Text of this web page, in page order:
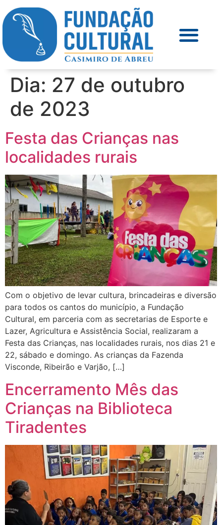
Dia: 27 de outubro
de 2023
Festa das Crianças nas
localidades rurais
Com o objetivo de levar cultura, brincadeiras e diversão
para todos os cantos do município, a Fundação
Cultural, em parceria com as secretarias de Esporte e
Lazer, Agricultura e Assistência Social, realizaram a
Festa das Crianças, nas localidades rurais, nos dias 21 e
22, sábado e domingo. As crianças da Fazenda
Visconde, Ribeirão e Varjão, […]
Encerramento Mês das
Crianças na Biblioteca
Tiradentes